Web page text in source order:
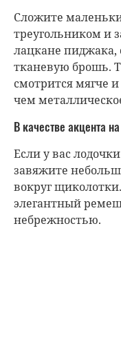
Сложите
треугольником и
лацкане пиджака,
тканевую брошь.
смотрится мягче
чем
В качестве акцента
Если у вас
завяжите
вокруг
элегантный
небрежностью.